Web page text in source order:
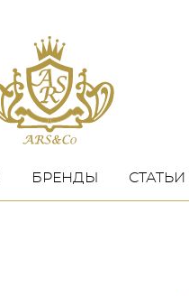
БРЕНДЫ СТАТЬИ